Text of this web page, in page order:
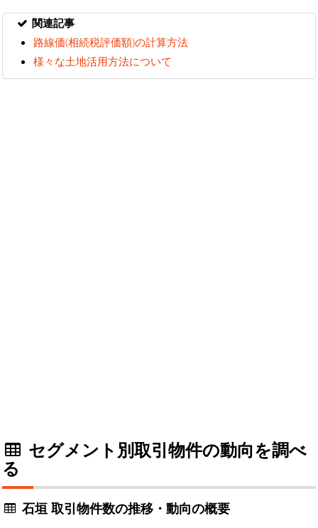
関連記事
路線価(相続税評価額)の計算方法
様々な土地活用方法について
セグメント別取引物件の動向を調べ
る
石垣 取引物件数の推移・動向の概要